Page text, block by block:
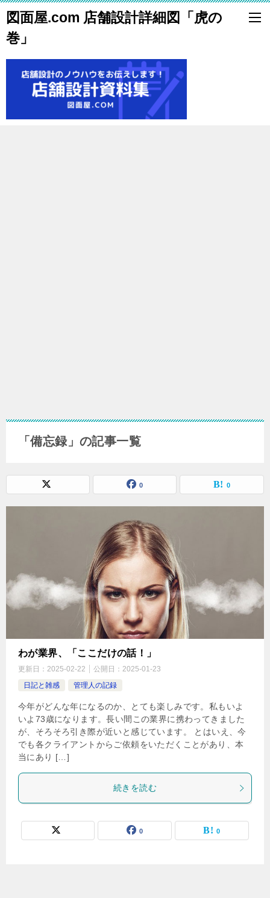
図面屋.com 店舗設計詳細図「虎の
巻」
「備忘録」の記事一覧
0 0
わが業界、「ここだけの話！」
更新日： 2025-02-22 公開日： 2025-01-23
日記と雑感
管理人の記録
今年がどんな年になるのか、とても楽しみです。私もいよ
いよ73歳になります。長い間この業界に携わってきました
が、そろそろ引き際が近いと感じています。 とはいえ、今
でも各クライアントからご依頼をいただくことがあり、本
当にあり […]
続きを読む
0 0